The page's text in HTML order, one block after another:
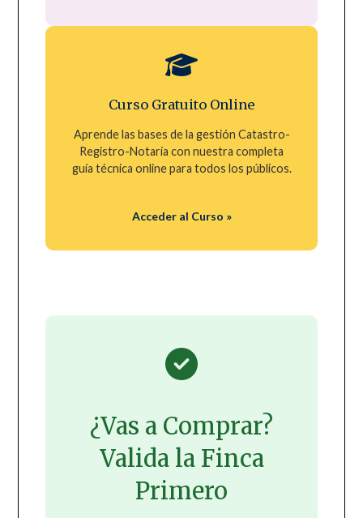
Curso Gratuito Online
Aprende las bases de la gestión Catastro-
Registro-Notaría con nuestra completa
guía técnica online para todos los públicos.
Acceder al Curso »
¿Vas a Comprar?
Valida la Finca
Primero